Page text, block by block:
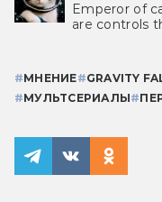
Emperor of
are controls
#МНЕНИЕ#GRAVITY
#МУЛЬТСЕРИАЛЫ#